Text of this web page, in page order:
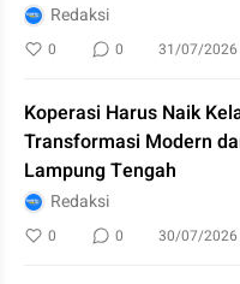
Redaksi
0 0 31/07/2026
Koperasi Harus Naik
Transformasi Modern
Lampung Tengah
Redaksi
0 0 30/07/2026